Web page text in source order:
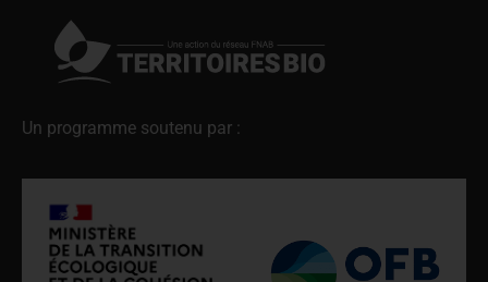
Un programme soutenu par :